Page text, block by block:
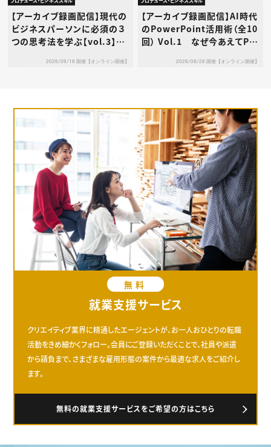
【アーカイブ録画配信】現代の
ビジネスパーソンに必須の３
つの思考法を学ぶ【vol.3】デ
2026/09/18 開催【オンライン開催】
【アーカイブ録画配信】AI時代
のPowerPoint活用術（全10
回） Vol.1 なぜ今あえてPo
2026/08/26 開催【オンライン開催】
無料
就業支援サービス
クリエイティブ業界に精通したエージェントが、お一人おひとりの転職
活動をきめ細かくフォロー。会員にご登録いただくことで、社員や派遣
から請負まで、さまざまな雇用形態の案件から最適な求人をご紹介し
ます。
無料の就業支援サービスをご希望の方はこちら